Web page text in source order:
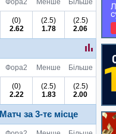
Фора2 Менше Більше
(0)
2.62
(2.5)
1.78
(2.5)
2.06
Фора2 Менше Більше
(0)
2.22
(2.5)
1.83
(2.5)
2.00
Матч за 3-тє місце